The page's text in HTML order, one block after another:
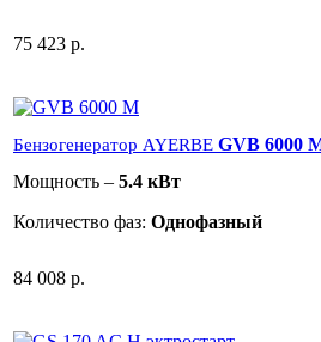
75 423 р.
Бензогенератор AYERBE GVB 6000
Мощность – 5.4 кВт
Количество фаз: Однофазный
84 008 р.